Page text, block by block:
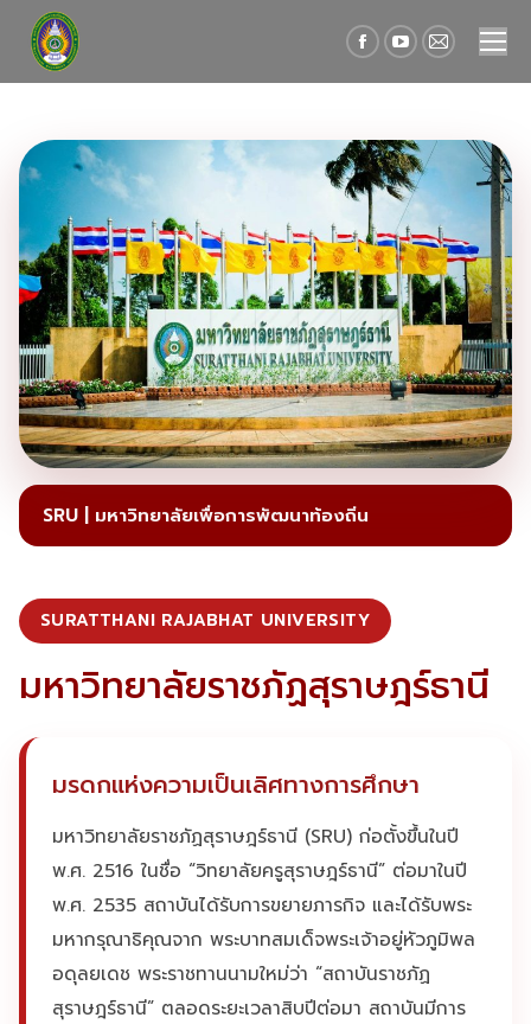
Facebook
page
in
new
window
YouTube
page
in
new
window
Mail
page
window
SURATTHANI RAJABHAT UNIVERSITY
มหาวิทยาลัยราชภัฏสุราษฎร์ธานี
มรดกแห่งความเป็นเลิศทางการศึกษา
มหาวิทยาลัยราชภัฏสุราษฎร์ธานี (SRU) ก่อตั้งขึ้นในปี
พ.ศ. 2516 ในชื่อ “วิทยาลัยครูสุราษฎร์ธานี” ต่อมาในปี
พ.ศ. 2535 สถาบันได้รับการขยายภารกิจ และได้รับพระ
มหากรุณาธิคุณจาก พระบาทสมเด็จพระเจ้าอยู่หัวภูมิพล
อดุลยเดช พระราชทานนามใหม่ว่า “สถาบันราชภัฏ
สุราษฎร์ธานี” ตลอดระยะเวลาสิบปีต่อมา สถาบันมีการ
SRU | มหาวิทยาลัยเพื่อการพัฒนาท้องถิ่น